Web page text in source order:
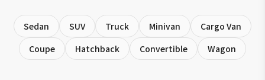
Sedan SUV Truck Minivan
Cargo Van
Coupe
Hatchback Convertible Wagon